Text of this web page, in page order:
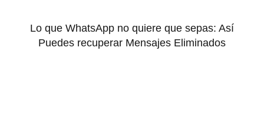
Lo que WhatsApp no quiere que sepas: Así
Puedes recuperar Mensajes Eliminados